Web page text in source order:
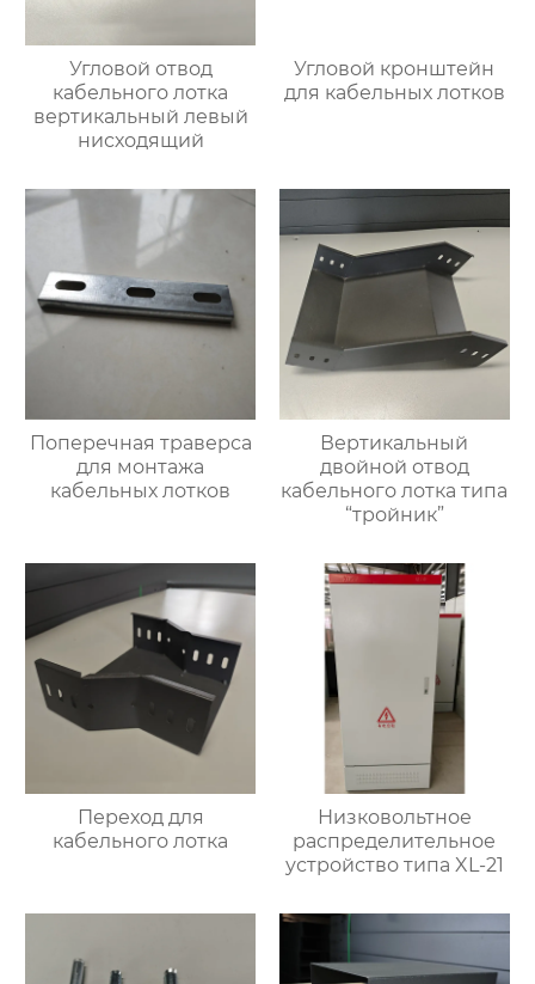
Угловой отвод
кабельного лотка
вертикальный левый
нисходящий
Угловой кронштейн
для кабельных лотков
Поперечная траверса
для монтажа
кабельных лотков
Вертикальный
двойной отвод
кабельного лотка типа
“тройник”
Переход для
кабельного лотка
Низковольтное
распределительное
устройство типа XL-21